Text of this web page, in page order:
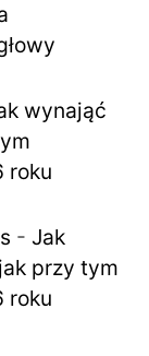
wynająć
roku
- Jak
przy tym
roku